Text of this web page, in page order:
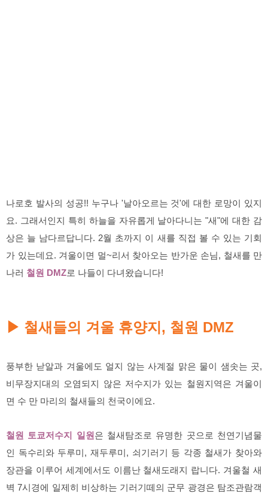
나로호 발사의 성공!! 누구나 '날아오르는 것'에 대한 로망이 있지
요. 그래서인지 특히 하늘을 자유롭게 날아다니는 "새"에 대한 감
상은 늘 남다르답니다. 2월 초까지 이 새를 직접 볼 수 있는 기회
가 있는데요. 겨울이면 멀~리서 찾아오는 반가운 손님, 철새를 만
나러 철원 DMZ로 나들이 다녀왔습니다!
▶ 철새들의 겨울 휴양지, 철원 DMZ
풍부한 낟알과 겨울에도 얼지 않는 사계절 맑은 물이 샘솟는 곳,
비무장지대의 오염되지 않은 저수지가 있는 철원지역은 겨울이
면 수 만 마리의 철새들의 천국이에요.
철원 토쿄저수지 일원 은 철새탐조로 유명한 곳으로 천연기념물
인 독수리와 두루미, 재두루미, 쇠기러기 등 각종 철새가 찾아와
장관을 이루어 세계에서도 이름난 철새도래지 랍니다. 겨울철 새
벽 7시경에 일제히 비상하는 기러기떼의 군무 광경은 탐조관람객